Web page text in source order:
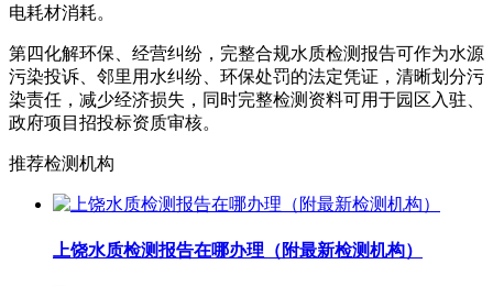
电耗材消耗。
第四化解环保、经营纠纷，完整合规水质检测报告可作为水源
污染投诉、邻里用水纠纷、环保处罚的法定凭证，清晰划分污
染责任，减少经济损失，同时完整检测资料可用于园区入驻、
政府项目招投标资质审核。
推荐检测机构
上饶水质检测报告在哪办理（附最新检测机构）